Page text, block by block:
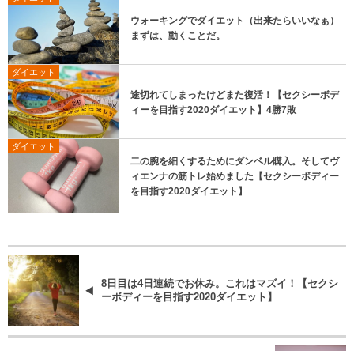
ウォーキングでダイエット（出来たらいいなぁ）
まずは、動くことだ。
ダイエット
途切れてしまったけどまた復活！【セクシーボデ
ィーを目指す2020ダイエット】4勝7敗
ダイエット
二の腕を細くするためにダンベル購入。そしてヴ
ィエンナの筋トレ始めました【セクシーボディー
を目指す2020ダイエット】
8日目は4日連続でお休み。これはマズイ！【セクシ
ーボディーを目指す2020ダイエット】